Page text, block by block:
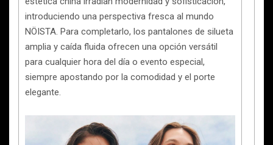
introduciendo una perspectiva fresca al mundo
NÖISTA. Para completarlo, los pantalones de silueta
amplia y caída fluida ofrecen una opción versátil
para cualquier hora del día o evento especial,
siempre apostando por la comodidad y el porte
elegante.